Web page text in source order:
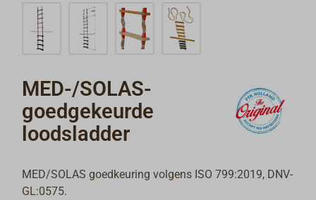
MED-/SOLAS-
goedgekeurde
loodsladder
MED/SOLAS goedkeuring volgens ISO 799:2019, DNV-
GL:0575.